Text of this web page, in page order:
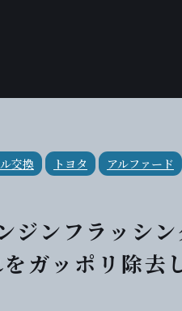
交換 トヨタ アルファード
ンフラッシン
ガッポリ除去